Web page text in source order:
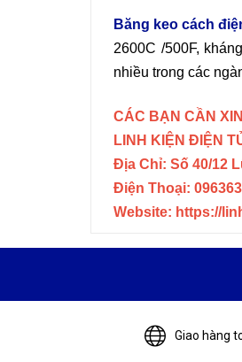
Băng keo cách
2600C /500F,
nhiều trong các
CÁC BẠN CẦN
LINH KIỆN ĐIỆN
Địa Chỉ: Số 40/12
Điện Thoại:
Website: https://
Giao hàng